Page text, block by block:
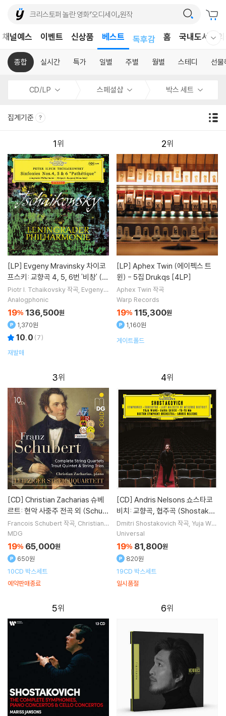
채널예스 이벤트 신상품 베스트
독후감
홈 국내도서
종합 실시간 특가 일별 주별 월별 스테디 선물
CD/LP 스페셜샵 박스 세트
집계기준
1
[LP]
프스키: 교향곡 4, 5, 6번 '비창' (T
chaikovsky: Symphonies Op.3
6, Op.64 & Op.74 'Pathetiqu
e') [3 LP]
Piotr I. Tchaikovsky 작곡 Evgeny
Mravinsky지휘
Analogphonic
19% 136,500원
1,370원
10.0 (7)
재발매
2
[LP]
윈) - 5집 Drukqs [4LP]
Aphex Twin 작곡
Warp Records
19% 115,300원
1,160원
게이트폴드
3
[CD]
르트: 현악 사중주 전곡 외 (Schub
ert: Complete String Quartet
s, Trout Quintet & String Trio
s)
Francois Schubert 작곡 Christian Z
acharias
MDG
19% 65,000원
650원
10CD 박스세트
예약판매종료
4
[CD]
비치: 교향곡, 협주곡 (Shostakov
ich: Symphonies, Concertos,
Lady Macbeth of Mtsensk Dis
trict)
Dmitri Shostakovich 작곡 Yuja Wan
g Baiba Skride
Universal
19% 81,800원
820원
19CD 박스세트
일시품절
5 6